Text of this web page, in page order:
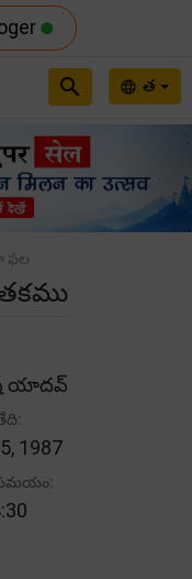
language త
search
ఫల
యాదవ్
1987
సమయం: